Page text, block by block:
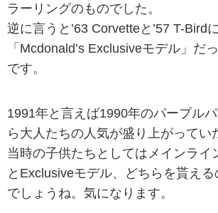
ラーリングのものでした。
逆に言うと’63 Corvetteと’57 T-Bird
「Mcdonald’s Exclusiveモデル」だ
です。
1991年と言えば1990年のパープル
ら大人たちの人気が盛り上がってい
当時の子供たちとしてはメインライ
とExclusiveモデル、どちらを貰え
でしょうね。気になります。